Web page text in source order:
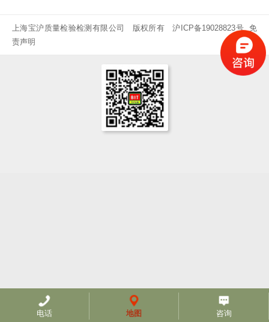
上海宝沪质量检验检测有限公司 版权所有沪ICP备19028823号
免
责声明
电话 地图 咨询